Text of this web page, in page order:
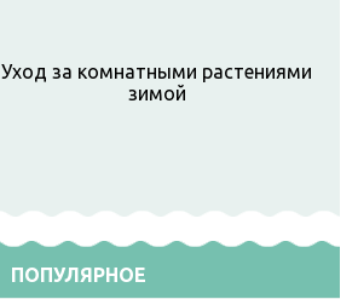
Уход за комнатными растениями
зимой
ПОПУЛЯРНОЕ